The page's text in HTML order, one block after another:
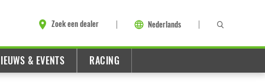
Zoek een dealer Nederlands
& EVENTS RACING